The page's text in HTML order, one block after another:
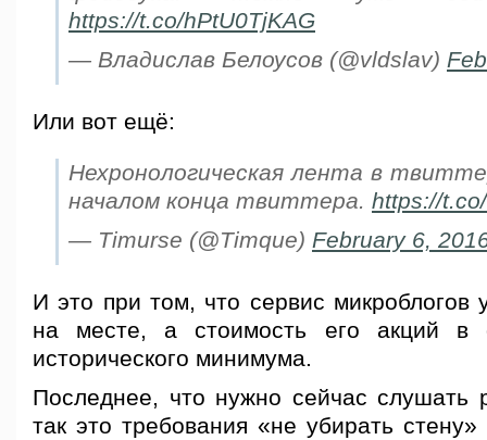
https://t.co/hPtU0TjKAG
— Владислав Белоусов (@vldslav)
Или вот ещё:
Нехронологическая лента в
началом конца твиттера. https://
— Timurse (@Timque) February 6,
И это при том, что сервис микроблогов
на месте, а стоимость его акций в
исторического минимума.
Последнее, что нужно сейчас слушать
так это требования «не убирать стену»